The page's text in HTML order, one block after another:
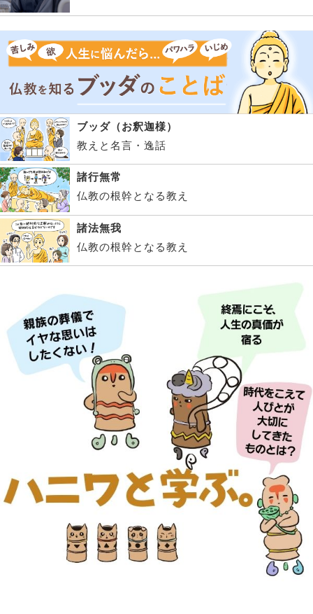
ブッダ（お釈迦様）
教えと名言・逸話
諸行無常
仏教の根幹となる教え
諸法無我
仏教の根幹となる教え